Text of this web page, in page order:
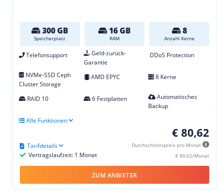
300 GB
Speicherplatz
16 GB
RAM
8
Anzahl Kerne
Telefonsupport
Geld-zurück-
Garantie
DDoS Protection
NVMe-SSD Ceph
Cluster Storage
AMD EPYC 8 Kerne
RAID 10 6 Festplatten
Automatisches
Backup
Alle Funktionen
€ 80,62
Durchschnittspreis pro Monat
€ 80,62/Monat
Vertragslaufzeit: 1 Monat
Tarifdetails
ZUM ANBIETER